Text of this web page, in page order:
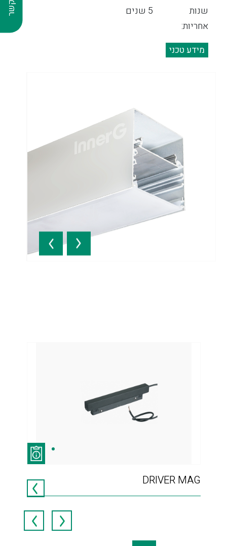
שנות
אחריות:
5 שנים
מידע טכני
DRIVER MAG